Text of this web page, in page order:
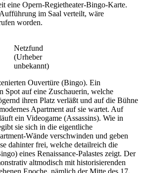
eine Opern-Regietheater-Bingo-Karte.
im Saal verteilt, wäre
worden.
Netzfund
(Urheber
unbekannt)
Ouvertüre (Bingo). Ein
Spot auf eine Zuschauerin, welche
ihren Platz verläßt und auf die Bühne
Apartment auf sie wartet. Auf
ein Videogame (Assassins). Wie in
sie sich in die eigentliche
Wände verschwinden und geben
dahinter frei, welche detailreich die
eines Renaissance-Palastes zeigt. Der
altmodisch mit historisierenden
Epoche, nämlich der Mitte des 17.